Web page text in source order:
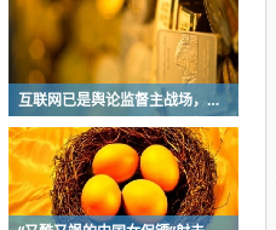
互联网已是舆论监督主战场，让我们用这五点珍惜它